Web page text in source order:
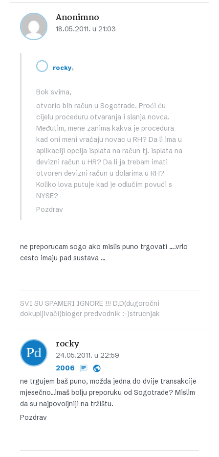
Anonimno
18.05.2011. u 21:03
rocky,
Bok svima,
otvorio bih račun u Sogotrade. Proći ću
cijelu proceduru otvaranja i slanja novca.
Međutim, mene zanima kakva je procedura
kad oni meni vraćaju novac u RH? Da li ima u
aplikaciji opcija isplata na račun tj. isplata na
devizni račun u HR? Da li ja trebam imati
otvoren devizni račun u dolarima u RH?
Koliko lova putuje kad je odlučim povući s
NYSE?
Pozdrav
ne preporucam sogo ako mislis puno trgovati ….vrlo
cesto imaju pad sustava …
SVI SU SPAMERI IGNORE !!! D,D(dugoročni
dokupljivači)bloger predvodnik :-)strucnjak
rocky
24.05.2011. u 22:59
2006
ne trgujem baš puno, možda jedna do dvije transakcije
mjesečno…imaš bolju preporuku od Sogotrade? Mislim
da su najpovoljniji na tržištu.
Pozdrav